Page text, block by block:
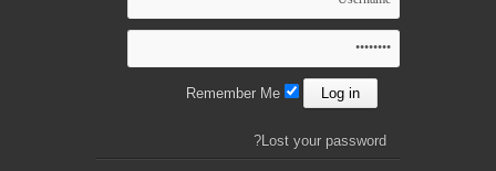
Lost your password?